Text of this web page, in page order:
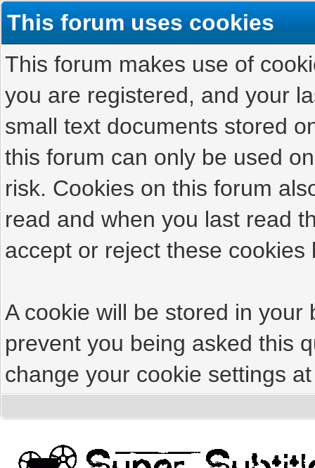
This forum uses cookies
This forum makes use of
you are registered, and your
small text documents stored
this forum can only be used
risk. Cookies on this forum
read and when you last read
accept or reject these cookies
A cookie will be stored in
prevent you being asked this
change your cookie settings